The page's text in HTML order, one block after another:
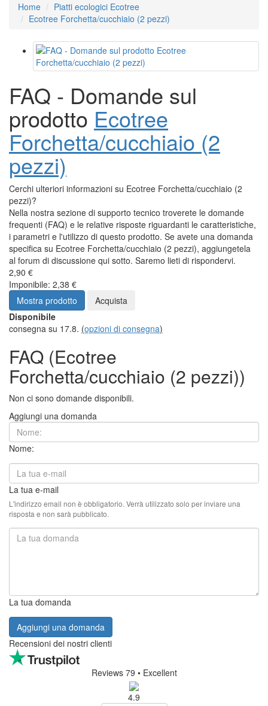
Home
Piatti ecologici Ecotree
Ecotree Forchetta/cucchiaio (2 pezzi)
FAQ - Domande sul
prodotto Ecotree
Forchetta/cucchiaio (2
pezzi)
Cerchi ulteriori informazioni su Ecotree Forchetta/cucchiaio (2
pezzi)?
Nella nostra sezione di supporto tecnico troverete le domande
frequenti (FAQ) e le relative risposte riguardanti le caratteristiche,
i parametri e l'utilizzo di questo prodotto. Se avete una domanda
specifica su Ecotree Forchetta/cucchiaio (2 pezzi), aggiungetela
al forum di discussione qui sotto. Saremo lieti di rispondervi.
2,90 €
Imponibile: 2,38 €
Mostra prodotto
Acquista
Disponibile
consegna su 17.8. (opzioni di consegna)
FAQ (Ecotree
Forchetta/cucchiaio (2 pezzi))
Non ci sono domande disponibili.
Aggiungi una domanda
Nome:
La tua e-mail
L'indirizzo email non è obbligatorio. Verrà utilizzato solo per inviare una
risposta e non sarà pubblicato.
La tua domanda
Aggiungi una domanda
Recensioni dei nostri clienti
Reviews 79 • Excellent
4.9